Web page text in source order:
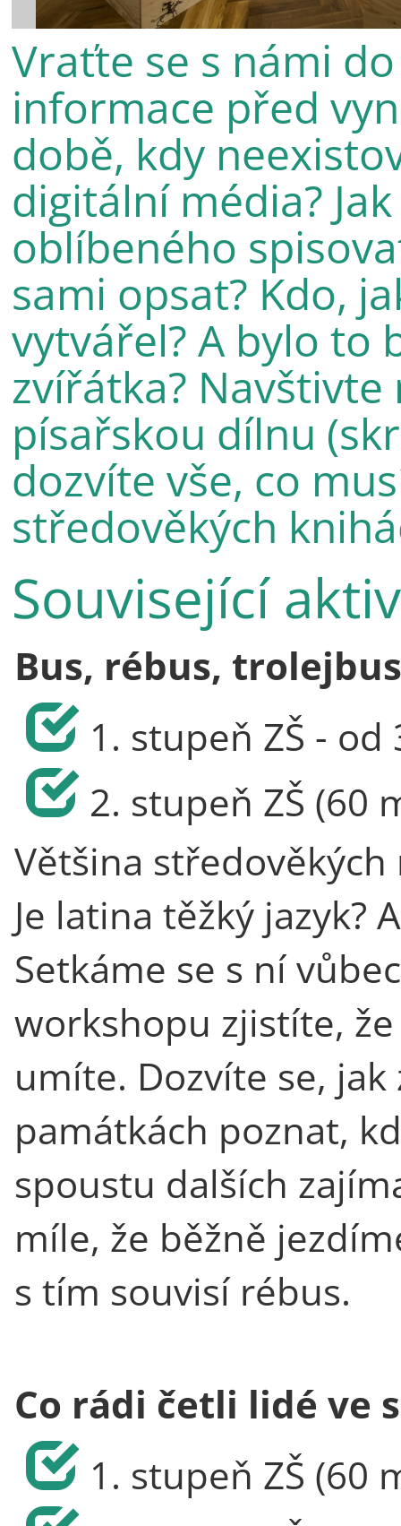
Vraťte se s námi
informace před
době, kdy
digitální média?
oblíbeného
sami opsat? Kdo,
vytvářel? A bylo to
zvířátka?
písařskou dílnu
dozvíte vše, co
středověkých
Související
Bus, rébus,
1. stupeň ZŠ -
2. stupeň ZŠ (60
Většina
Je latina těžký jazyk?
Setkáme se s ní
workshopu zjistíte,
umíte. Dozvíte se,
památkách poznat,
spoustu dalších
míle, že běžně
s tím souvisí rébus.
Co rádi četli lidé ve
1. stupeň ZŠ (60